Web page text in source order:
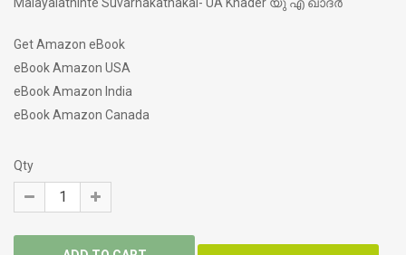
Malayalathinte Suvarnakathakal- UA Khader യു എ ഖാദർ
Get Amazon eBook
eBook Amazon USA
eBook Amazon India
eBook Amazon Canada
Qty